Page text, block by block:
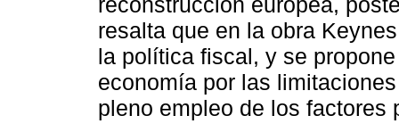
resalta que en la obra
la política fiscal, y se
economía por las
pleno empleo de los factores